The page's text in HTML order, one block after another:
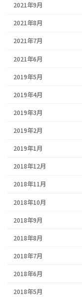
2021年9月
2021年8月
2021年7月
2021年6月
2019年5月
2019年4月
2019年3月
2019年2月
2019年1月
2018年12月
2018年11月
2018年10月
2018年9月
2018年8月
2018年7月
2018年6月
2018年5月